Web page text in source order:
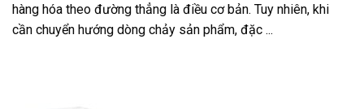
hàng hóa theo đường thẳng là điều cơ bản. Tuy nhiên, khi
cần chuyển hướng dòng chảy sản phẩm, đặc ...